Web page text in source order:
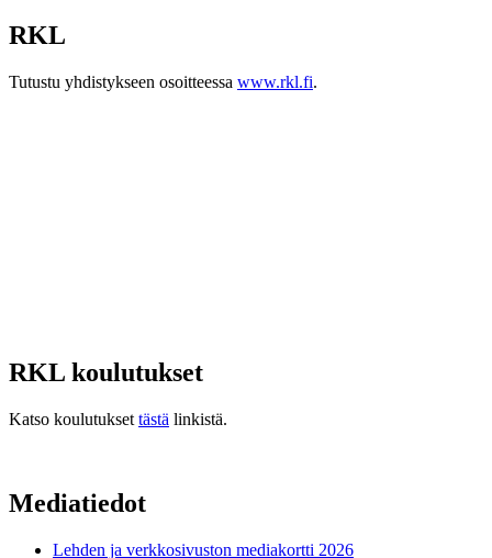
RKL
Tutustu yhdistykseen osoitteessa www.rkl.fi.
RKL koulutukset
Katso koulutukset tästä linkistä.
Mediatiedot
Lehden ja verkkosivuston mediakortti 2026